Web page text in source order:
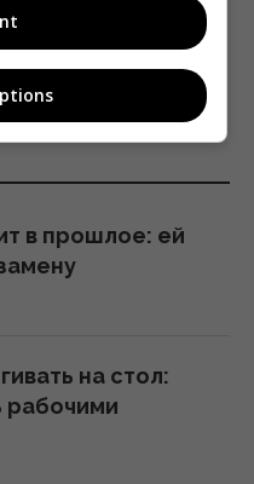
в прошлое: ей
на стол:
рабочими